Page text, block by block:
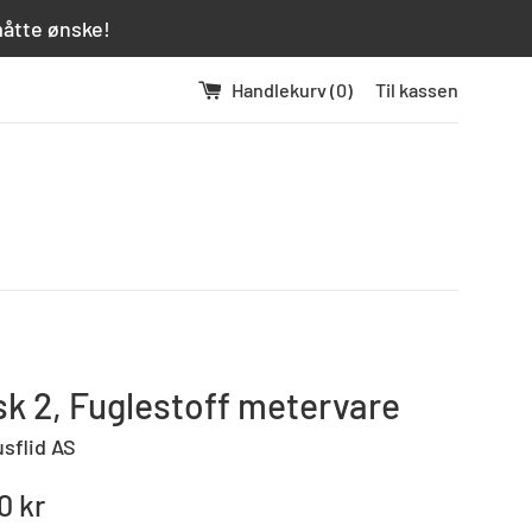
ønske!
Handlekurv (0) Til kassen
2, Fuglestoff metervare
AS
kr